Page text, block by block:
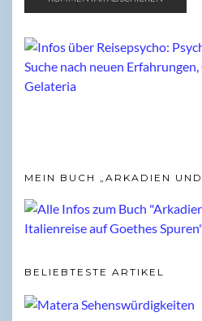
MEIN BUCH „ARKADIEN
BELIEBTESTE ARTIKEL